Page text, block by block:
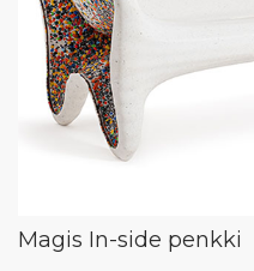
Magis In-side penkki